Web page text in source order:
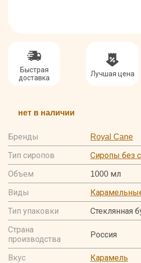
Быстрая
доставка
Лучшая цена
нет в наличии
Бренды
Royal Cane
Тип сиропов
Сиропы без
Объем
1000 мл
Виды
Тип упаковки
Стеклянная
Страна
производства
Россия
Вкус Карамель